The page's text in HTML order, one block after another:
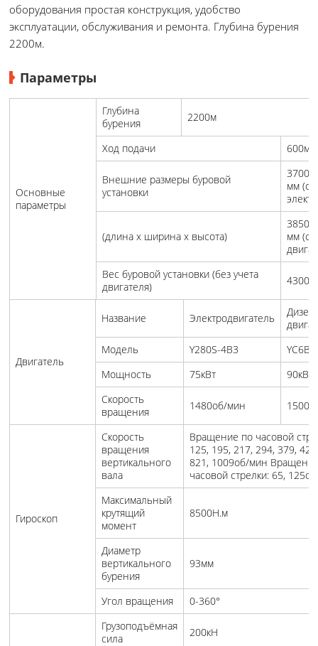
оборудования простая конструкция, удобство
эксплуатации, обслуживания и ремонта. Глубина бурения
2200м.
Параметры
Основные
параметры
Глубина
бурения
2200м
Ход подачи 600мм
Внешние размеры буровой
установки
мм (с
(длина x ширина x высота)
мм (с
Вес буровой установки (без учета
двигателя)
4300
Двигатель
Название Электродвигатель
Модель
Y280S-4B3
Мощность
75кВт
90кВт
Скорость
вращения
1480об/мин
Гироскоп
Скорость
вращения
вертикального
вала
Вращение по часовой
125, 195, 217, 294, 379,
821, 1009об/мин
часовой стрелки: 65,
Максимальный
крутящий
момент
8500Н.м
Диаметр
вертикального
бурения
93мм
Угол вращения 0-360°
Грузоподъёмная
сила
200кН